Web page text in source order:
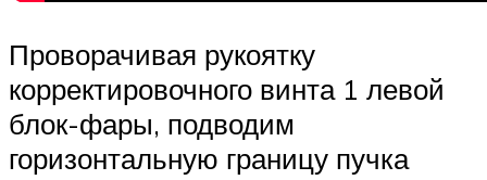
Проворачивая рукоятку
корректировочного винта 1 левой
блок-фары, подводим
горизонтальную границу пучка